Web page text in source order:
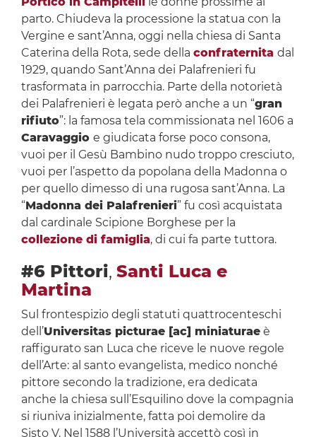
parto. Chiudeva la processione la statua con la
Vergine e sant’Anna, oggi nella chiesa di Santa
Caterina della Rota, sede della confraternita dal
1929, quando Sant’Anna dei Palafrenieri fu
trasformata in parrocchia. Parte della notorietà
dei Palafrenieri è legata però anche a un “gran
rifiuto”: la famosa tela commissionata nel 1606 a
Caravaggio e giudicata forse poco consona,
vuoi per il Gesù Bambino nudo troppo cresciuto,
vuoi per l’aspetto da popolana della Madonna o
per quello dimesso di una rugosa sant’Anna. La
“Madonna dei Palafrenieri” fu così acquistata
dal cardinale Scipione Borghese per la
collezione di famiglia, di cui fa parte tuttora.
#6 Pittori, Santi Luca e
Martina
Sul frontespizio degli statuti quattrocenteschi
dell’Universitas picturae [ac] miniaturaeè
raffigurato san Luca che riceve le nuove regole
dell’Arte: al santo evangelista, medico nonché
pittore secondo la tradizione, era dedicata
anche la chiesa sull’Esquilino dove la compagnia
si riuniva inizialmente, fatta poi demolire da
Sisto V. Nel 1588 l’Università accettò così in